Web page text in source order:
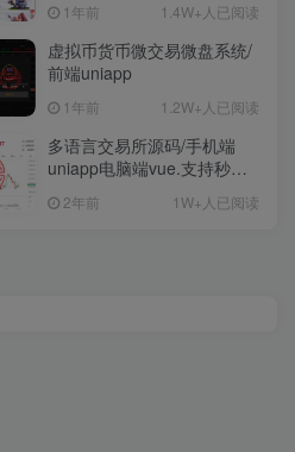
BUG1年前 1.4W+人已阅读
虚拟币货币微交易微盘系统/
前端uniapp
1年前 1.2W+人已阅读
多语言交易所源码/手机端
uniapp电脑端vue.支持秒合
2年前 1W+人已阅读